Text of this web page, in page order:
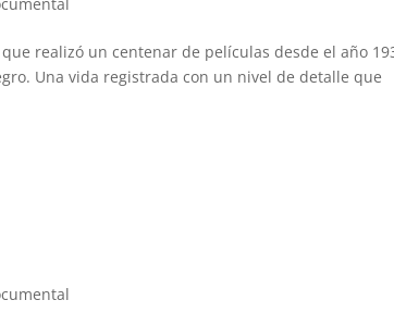
realizó un centenar de películas desde el año
Una vida registrada con un nivel de detalle que